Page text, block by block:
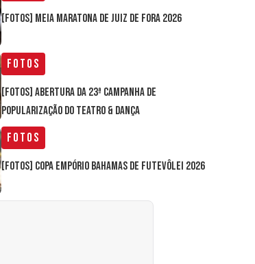
[FOTOS] Meia Maratona de Juiz de Fora 2026
Fotos
[FOTOS] Abertura da 23ª Campanha de
Popularização do Teatro & Dança
Fotos
[FOTOS] Copa Empório Bahamas de Futevôlei 2026